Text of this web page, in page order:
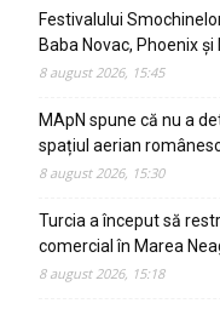
Festivalului
Baba Novac, Phoenix
8 august 2026, 15:45
MApN spune că nu a
spațiul aerian
8 august 2026, 15:30
Turcia a început să
comercial în Marea
8 august 2026, 15:18